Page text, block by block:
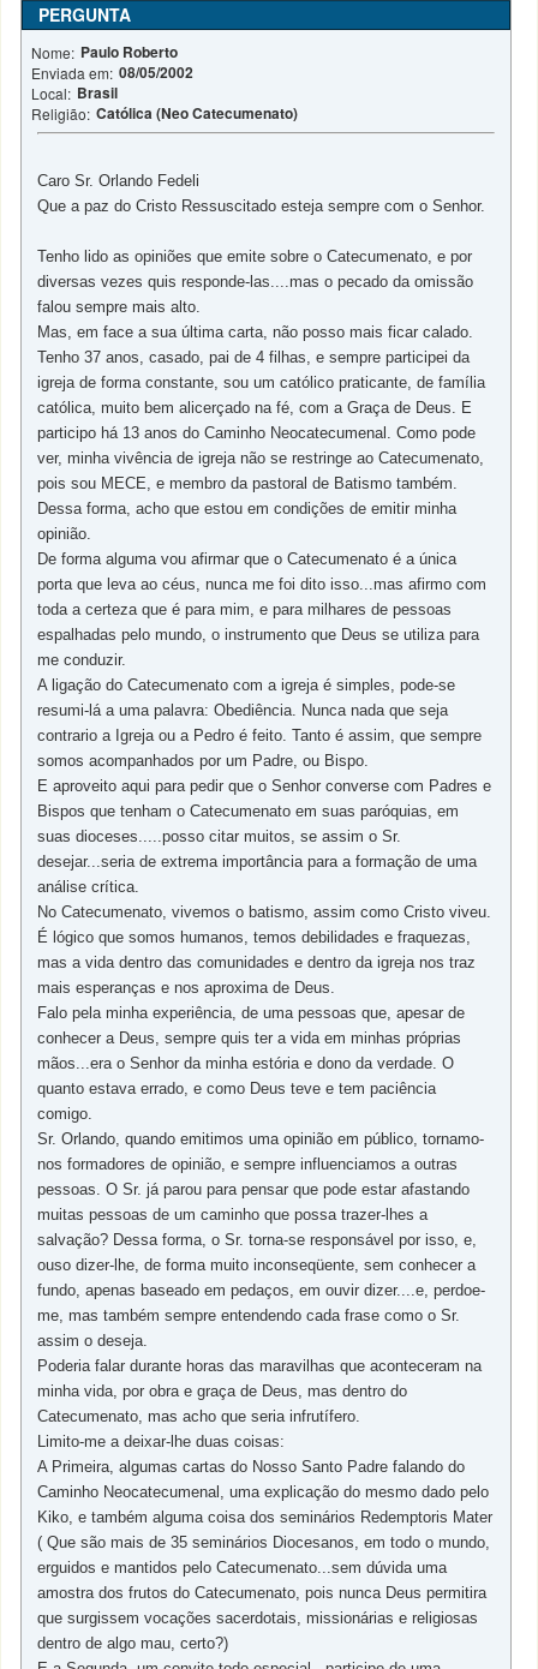
PERGUNTA
Nome: Paulo Roberto
Enviada em: 08/05/2002
Local: Brasil
Religião: Católica (Neo Catecumenato)
Caro Sr. Orlando Fedeli
Que a paz do Cristo Ressuscitado esteja sempre com o Senhor.
Tenho lido as opiniões que emite sobre o Catecumenato, e por
diversas vezes quis responde-las....mas o pecado da omissão
falou sempre mais alto.
Mas, em face a sua última carta, não posso mais ficar calado.
Tenho 37 anos, casado, pai de 4 filhas, e sempre participei da
igreja de forma constante, sou um católico praticante, de família
católica, muito bem alicerçado na fé, com a Graça de Deus. E
participo há 13 anos do Caminho Neocatecumenal. Como pode
ver, minha vivência de igreja não se restringe ao Catecumenato,
pois sou MECE, e membro da pastoral de Batismo também.
Dessa forma, acho que estou em condições de emitir minha
opinião.
De forma alguma vou afirmar que o Catecumenato é a única
porta que leva ao céus, nunca me foi dito isso...mas afirmo com
toda a certeza que é para mim, e para milhares de pessoas
espalhadas pelo mundo, o instrumento que Deus se utiliza para
me conduzir.
A ligação do Catecumenato com a igreja é simples, pode-se
resumi-lá a uma palavra: Obediência. Nunca nada que seja
contrario a Igreja ou a Pedro é feito. Tanto é assim, que sempre
somos acompanhados por um Padre, ou Bispo.
E aproveito aqui para pedir que o Senhor converse com Padres e
Bispos que tenham o Catecumenato em suas paróquias, em
suas dioceses.....posso citar muitos, se assim o Sr.
desejar...seria de extrema importância para a formação de uma
análise crítica.
No Catecumenato, vivemos o batismo, assim como Cristo viveu.
É lógico que somos humanos, temos debilidades e fraquezas,
mas a vida dentro das comunidades e dentro da igreja nos traz
mais esperanças e nos aproxima de Deus.
Falo pela minha experiência, de uma pessoas que, apesar de
conhecer a Deus, sempre quis ter a vida em minhas próprias
mãos...era o Senhor da minha estória e dono da verdade. O
quanto estava errado, e como Deus teve e tem paciência
comigo.
Sr. Orlando, quando emitimos uma opinião em público, tornamo-
nos formadores de opinião, e sempre influenciamos a outras
pessoas. O Sr. já parou para pensar que pode estar afastando
muitas pessoas de um caminho que possa trazer-lhes a
salvação? Dessa forma, o Sr. torna-se responsável por isso, e,
ouso dizer-lhe, de forma muito inconseqüente, sem conhecer a
fundo, apenas baseado em pedaços, em ouvir dizer....e, perdoe-
me, mas também sempre entendendo cada frase como o Sr.
assim o deseja.
Poderia falar durante horas das maravilhas que aconteceram na
minha vida, por obra e graça de Deus, mas dentro do
Catecumenato, mas acho que seria infrutífero.
Limito-me a deixar-lhe duas coisas:
A Primeira, algumas cartas do Nosso Santo Padre falando do
Caminho Neocatecumenal, uma explicação do mesmo dado pelo
Kiko, e também alguma coisa dos seminários Redemptoris Mater
( Que são mais de 35 seminários Diocesanos, em todo o mundo,
erguidos e mantidos pelo Catecumenato...sem dúvida uma
amostra dos frutos do Catecumenato, pois nunca Deus permitira
que surgissem vocações sacerdotais, missionárias e religiosas
dentro de algo mau, certo?)